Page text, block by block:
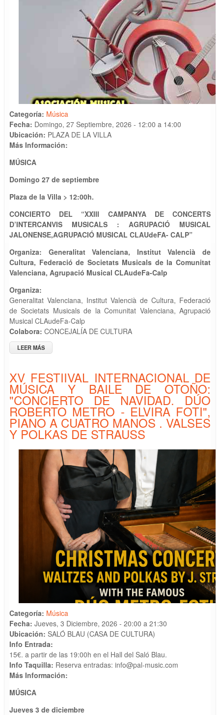
Categoría: Música
Fecha: Domingo, 27 Septiembre, 2026 - 12:00 a 14:00
Ubicación: PLAZA DE LA VILLA
Más Información:
MÚSICA
Domingo 27 de septiembre
Plaza de la Villa > 12:00h.
CONCIERTO DEL “XXIII CAMPANYA DE CONCERTS
D’INTERCANVIS MUSICALS : AGRUPACIÓ MUSICAL
JALONENSE,AGRUPACIÓ MUSICAL CLAUdeFA- CALP”
Organiza: Generalitat Valenciana, Institut Valencià de
Cultura, Federació de Societats Musicals de la Comunitat
Valenciana, Agrupació Musical CLAudeFa-Calp
Organiza:
Generalitat Valenciana, Institut Valencià de Cultura, Federació
de Societats Musicals de la Comunitat Valenciana, Agrupació
Musical CLAudeFa-Calp
Colabora: CONCEJALÍA DE CULTURA
LEER MÁS
D’INTERCANVIS MUSICALS: AGRUPACIÓ MUSICAL
XV FESTIIVAL INTERNACIONAL DE
MÚSICA Y BAILE DE OTOÑO:
"CONCIERTO DE NAVIDAD. DÚO
ROBERTO METRO - ELVIRA FOTI",
PIANO A CUATRO MANOS . VALSES
Y POLKAS DE STRAUSS
Categoría: Música
Fecha: Jueves, 3 Diciembre, 2026 - 20:00 a 21:30
Ubicación: SALÓ BLAU (CASA DE CULTURA)
Info Entrada:
15€. a partir de las 19:00h en el Hall del Saló Blau.
Info Taquilla: Reserva entradas: info@pal-music.com
Más Información:
MÚSICA
Jueves 3 de diciembre